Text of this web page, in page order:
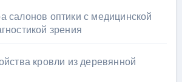
салонов оптики с медицинской
зрения
кровли из деревянной